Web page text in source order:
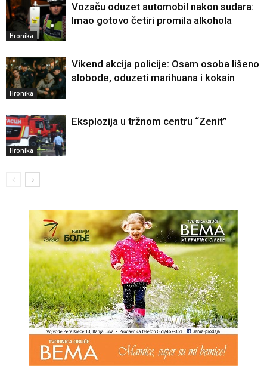
Hronika
Vozaču oduzet automobil nakon sudara:
Imao gotovo četiri promila alkohola
Hronika
Vikend akcija policije: Osam osoba lišeno
slobode, oduzeti marihuana i kokain
Hronika
Eksplozija u tržnom centru “Zenit”